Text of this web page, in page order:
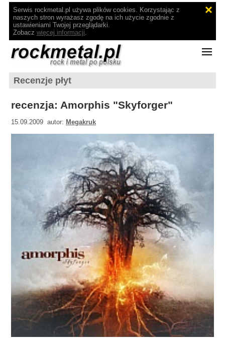
Serwis rockmetal.pl używa plików cookies. Korzystając z
naszych stron wyrażasz zgodę na ich użycie zgodnie z
ustawieniami Twojej przeglądarki.
Zobacz więcej informacji.
Recenzje płyt
recenzja: Amorphis "Skyforger"
15.09.2009 autor: Megakruk